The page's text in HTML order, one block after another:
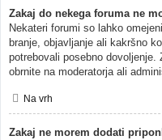
Zakaj do nekega foruma ne
Nekateri forumi so lahko
branje, objavljanje ali kakršno
potrebovali posebno
obrnite na moderatorja ali
Na vrh
Zakaj ne morem dodati